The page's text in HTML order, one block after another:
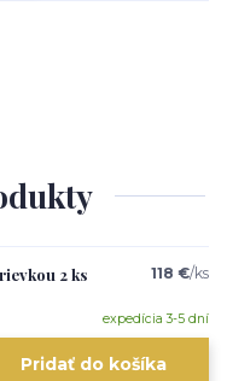
2 ks
118 €/ks
expedícia 3-5 dní
Pridať do košíka